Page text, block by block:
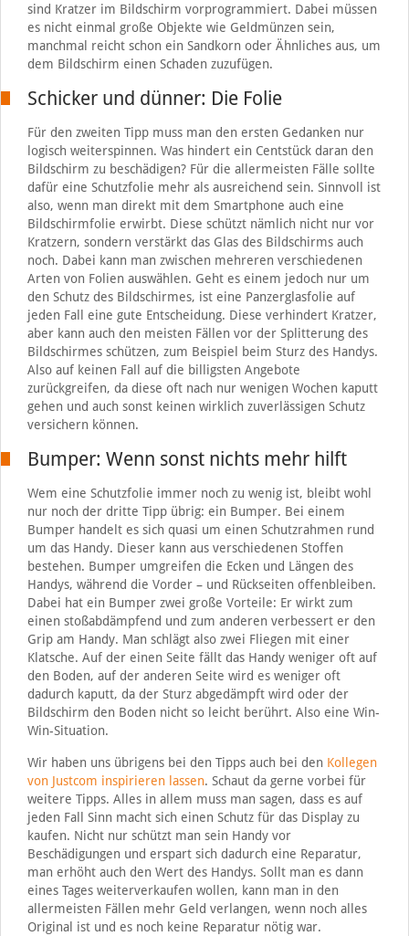
sind Kratzer im Bildschirm vorprogrammiert. Dabei müssen
es nicht einmal große Objekte wie Geldmünzen sein,
manchmal reicht schon ein Sandkorn oder Ähnliches aus, um
dem Bildschirm einen Schaden zuzufügen.
Schicker und dünner: Die Folie
Für den zweiten Tipp muss man den ersten Gedanken nur
logisch weiterspinnen. Was hindert ein Centstück daran den
Bildschirm zu beschädigen? Für die allermeisten Fälle sollte
dafür eine Schutzfolie mehr als ausreichend sein. Sinnvoll ist
also, wenn man direkt mit dem Smartphone auch eine
Bildschirmfolie erwirbt. Diese schützt nämlich nicht nur vor
Kratzern, sondern verstärkt das Glas des Bildschirms auch
noch. Dabei kann man zwischen mehreren verschiedenen
Arten von Folien auswählen. Geht es einem jedoch nur um
den Schutz des Bildschirmes, ist eine Panzerglasfolie auf
jeden Fall eine gute Entscheidung. Diese verhindert Kratzer,
aber kann auch den meisten Fällen vor der Splitterung des
Bildschirmes schützen, zum Beispiel beim Sturz des Handys.
Also auf keinen Fall auf die billigsten Angebote
zurückgreifen, da diese oft nach nur wenigen Wochen kaputt
gehen und auch sonst keinen wirklich zuverlässigen Schutz
versichern können.
Bumper: Wenn sonst nichts mehr hilft
Wem eine Schutzfolie immer noch zu wenig ist, bleibt wohl
nur noch der dritte Tipp übrig: ein Bumper. Bei einem
Bumper handelt es sich quasi um einen Schutzrahmen rund
um das Handy. Dieser kann aus verschiedenen Stoffen
bestehen. Bumper umgreifen die Ecken und Längen des
Handys, während die Vorder – und Rückseiten offenbleiben.
Dabei hat ein Bumper zwei große Vorteile: Er wirkt zum
einen stoßabdämpfend und zum anderen verbessert er den
Grip am Handy. Man schlägt also zwei Fliegen mit einer
Klatsche. Auf der einen Seite fällt das Handy weniger oft auf
den Boden, auf der anderen Seite wird es weniger oft
dadurch kaputt, da der Sturz abgedämpft wird oder der
Bildschirm den Boden nicht so leicht berührt. Also eine Win-
Win-Situation.
Wir haben uns übrigens bei den Tipps auch bei den Kollegen
von Justcom inspirieren lassen. Schaut da gerne vorbei für
weitere Tipps. Alles in allem muss man sagen, dass es auf
jeden Fall Sinn macht sich einen Schutz für das Display zu
kaufen. Nicht nur schützt man sein Handy vor
Beschädigungen und erspart sich dadurch eine Reparatur,
man erhöht auch den Wert des Handys. Sollt man es dann
eines Tages weiterverkaufen wollen, kann man in den
allermeisten Fällen mehr Geld verlangen, wenn noch alles
Original ist und es noch keine Reparatur nötig war.